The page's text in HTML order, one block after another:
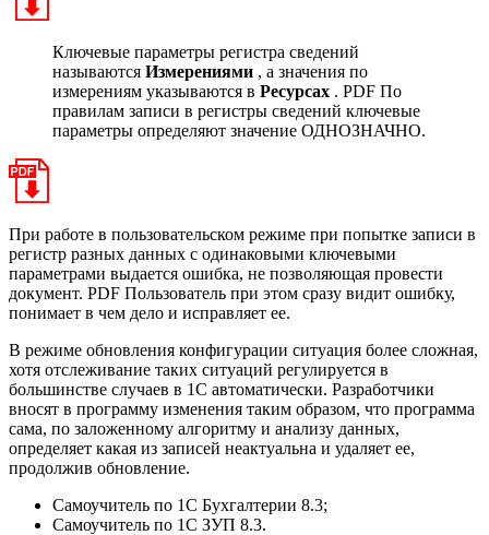
Ключевые параметры регистра сведений
называются Измерениями , а значения по
измерениям указываются в Ресурсах . PDF По
правилам записи в регистры сведений ключевые
параметры определяют значение ОДНОЗНАЧНО.
При работе в пользовательском режиме при попытке записи в
регистр разных данных с одинаковыми ключевыми
параметрами выдается ошибка, не позволяющая провести
документ. PDF Пользователь при этом сразу видит ошибку,
понимает в чем дело и исправляет ее.
В режиме обновления конфигурации ситуация более сложная,
хотя отслеживание таких ситуаций регулируется в
большинстве случаев в 1С автоматически. Разработчики
вносят в программу изменения таким образом, что программа
сама, по заложенному алгоритму и анализу данных,
определяет какая из записей неактуальна и удаляет ее,
продолжив обновление.
Самоучитель по 1С Бухгалтерии 8.3;
Самоучитель по 1С ЗУП 8.3.